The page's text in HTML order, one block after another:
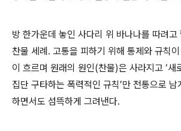
방 한가운데 놓인 사다리 위 바나나를 따려고
찬물 세례 . 고통을 피하기 위해 통제와 규칙
이 흐르며 원래의 원인(찬물)은 사라지고 ‘새
집단 구타하는 폭력적인 규칙’만 전통으로 남
하면서도 섬뜩하게 그려낸다.